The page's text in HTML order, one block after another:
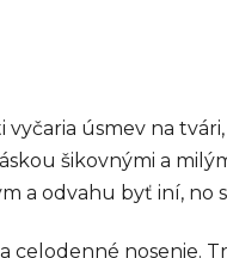
úsmev na
šikovnými a
a odvahu byť iní, no
celodenné nosenie.